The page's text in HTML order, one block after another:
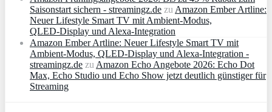
Saisonstart sichern - streamingz.de zuAmazon Ember Artline:
Neuer Lifestyle Smart TV mit Ambient‑Modus,
QLED‑Display und Alexa‑Integration
Amazon Ember Artline: Neuer Lifestyle Smart TV mit
Ambient‑Modus, QLED‑Display und Alexa‑Integration -
streamingz.de zuAmazon Echo Angebote 2026: Echo Dot
Max, Echo Studio und Echo Show jetzt deutlich günstiger für
Streaming